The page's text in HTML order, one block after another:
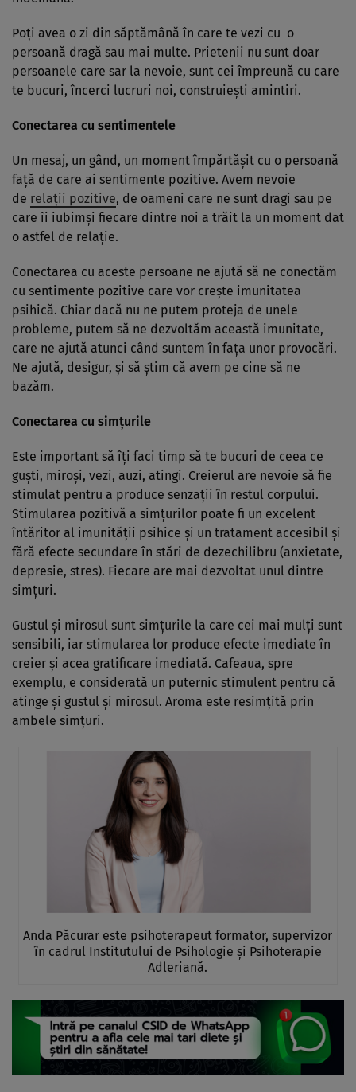
Poţi avea o zi din săptămână în care te vezi cu o
persoană dragă sau mai multe. Prietenii nu sunt doar
persoanele care sar la nevoie, sunt cei împreună cu care
te bucuri, încerci lucruri noi, construieşti amintiri.
Conectarea cu sentimentele
Un mesaj, un gând, un moment împărtăşit cu o persoană
faţă de care ai sentimente pozitive. Avem nevoie
de relaţii pozitive, de oameni care ne sunt dragi sau pe
care îi iubimşi fiecare dintre noi a trăit la un moment dat
o astfel de relaţie.
Conectarea cu aceste persoane ne ajută să ne conectăm
cu sentimente pozitive care vor creşte imunitatea
psihică. Chiar dacă nu ne putem proteja de unele
probleme, putem să ne dezvoltăm această imunitate,
care ne ajută atunci când suntem în faţa unor provocări.
Ne ajută, desigur, şi să ştim că avem pe cine să ne
bazăm.
Conectarea cu simţurile
Este important să îţi faci timp să te bucuri de ceea ce
guşti, miroşi, vezi, auzi, atingi. Creierul are nevoie să fie
stimulat pentru a produce senzaţii în restul corpului.
Stimularea pozitivă a simţurilor poate fi un excelent
întăritor al imunităţii psihice şi un tratament accesibil şi
fără efecte secundare în stări de dezechilibru (anxietate,
depresie, stres). Fiecare are mai dezvoltat unul dintre
simţuri.
Gustul şi mirosul sunt simţurile la care cei mai mulţi sunt
sensibili, iar stimularea lor produce efecte imediate în
creier şi acea gratificare imediată. Cafeaua, spre
exemplu, e considerată un puternic stimulent pentru că
atinge şi gustul şi mirosul. Aroma este resimţită prin
ambele simţuri.
Anda Păcurar este psihoterapeut formator, supervizor
în cadrul Institutului de Psihologie și Psihoterapie
Adleriană.